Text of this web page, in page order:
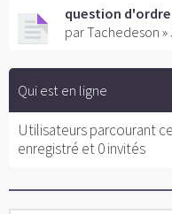
question
parTachedeson »
Qui est en ligne
Utilisateurs parcourant
enregistré et 0 invités